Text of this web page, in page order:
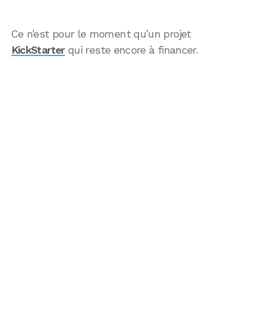
Ce n’est pour le moment qu’un projet
KickStarterqui reste encore à financer.